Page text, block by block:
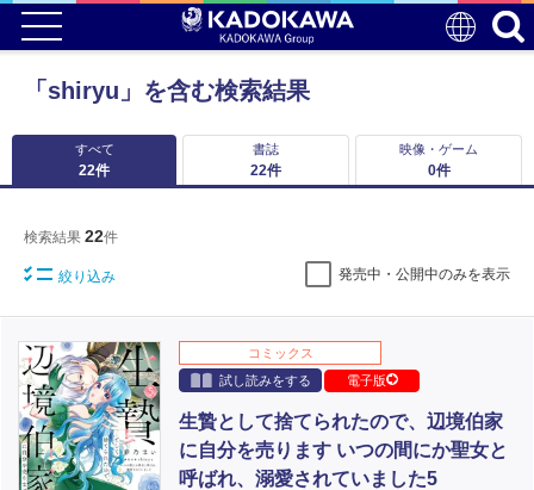
「shiryu」を含む検索結果
すべて
22件
書誌
22件
映像・ゲーム
0件
検索結果 22件
絞り込み 発売中・公開中のみを表示
コミックス
試し読みをする
電子版
生贄として捨てられたので、辺境伯家
に自分を売ります いつの間にか聖女と
呼ばれ、溺愛されていました5